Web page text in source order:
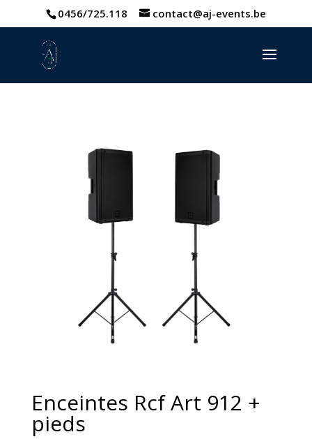
0456/725.118 contact@aj-events.be
Enceintes Rcf Art 912 +
pieds